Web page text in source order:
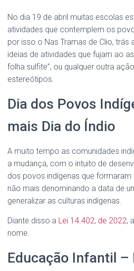
No dia 19 de abril muitas escolas
atividades que contemplem os
por isso o Nas Tramas de Clio, trás
ideias de atividades que fujam ao
folha sulfite”, ou qualquer outra
estereótipos.
Dia dos Povos
mais Dia do Índio
A muito tempo as comunidades
a mudança, com o intuito de
dos povos indígenas que formaram
não mais denominando a data de
generalizar as culturas indígenas.
Diante disso a Lei 14.402, de 2022,
nome.
Educação Infantil –